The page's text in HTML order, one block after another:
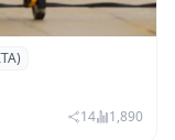
장한 바퀴
14 1,890